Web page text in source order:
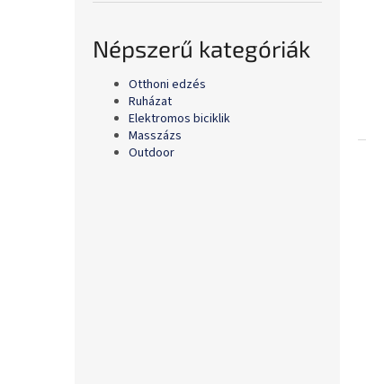
Népszerű kategóriák
Otthoni edzés
Ruházat
Elektromos biciklik
Masszázs
Outdoor